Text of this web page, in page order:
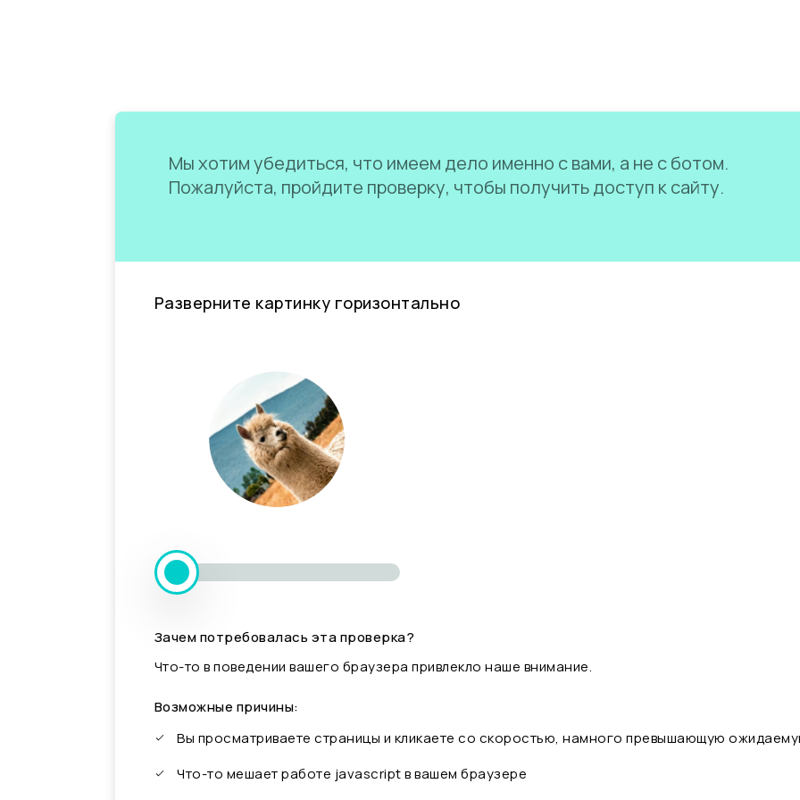
Мы хотим убедиться, что имеем дело именно с вами, а не с ботом.
Пожалуйста, пройдите проверку, чтобы получить доступ к сайту.
Разверните картинку горизонтально
Зачем потребовалась эта проверка?
Что-то в поведении вашего браузера привлекло наше внимание.
Возможные причины:
Вы просматриваете страницы и кликаете со скоростью, намного превышающую
Что-то мешает работе javascript в вашем браузере